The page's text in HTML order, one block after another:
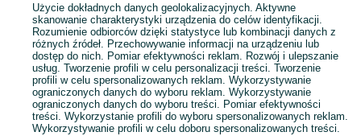
Popularne wyszukiwania
Użycie dokładnych danych geolokalizacyjnych. Aktywne
skanowanie charakterystyki urządzenia do celów identyfikacji.
Rozumienie odbiorców dzięki statystyce lub kombinacji danych z
różnych źródeł. Przechowywanie informacji na urządzeniu lub
dostęp do nich. Pomiar efektywności reklam. Rozwój i ulepszanie
usług. Tworzenie profili w celu personalizacji treści. Tworzenie
profili w celu spersonalizowanych reklam. Wykorzystywanie
ograniczonych danych do wyboru reklam. Wykorzystywanie
ograniczonych danych do wyboru treści. Pomiar efektywności
treści. Wykorzystanie profili do wyboru spersonalizowanych reklam.
Wykorzystywanie profili w celu doboru spersonalizowanych treści.